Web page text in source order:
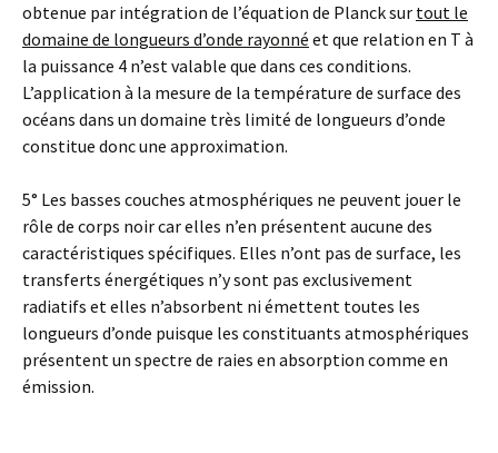
obtenue par intégration de l’équation de Planck sur tout le
domaine de longueurs d’onde rayonné et que relation en T à
la puissance 4 n’est valable que dans ces conditions.
L’application à la mesure de la température de surface des
océans dans un domaine très limité de longueurs d’onde
constitue donc une approximation.
5° Les basses couches atmosphériques ne peuvent jouer le
rôle de corps noir car elles n’en présentent aucune des
caractéristiques spécifiques. Elles n’ont pas de surface, les
transferts énergétiques n’y sont pas exclusivement
radiatifs et elles n’absorbent ni émettent toutes les
longueurs d’onde puisque les constituants atmosphériques
présentent un spectre de raies en absorption comme en
émission.